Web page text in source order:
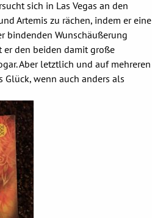
sich in Las Vegas an den
Artemis zu rächen, indem er eine
bindenden Wunschäußerung
er den beiden damit große
Aber letztlich und auf mehreren
Glück, wenn auch anders als